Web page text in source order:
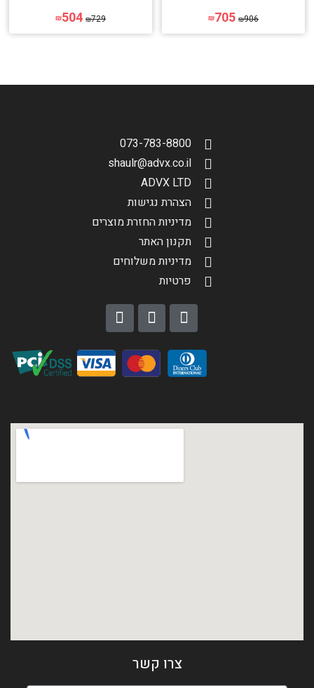
₪906
₪705
₪729
₪504
073-783-8800
shaulr@advx.co.il
ADVX LTD
הצהרת נגישות
מדיניות החזרת מוצרים
תקנון האתר
מדיניות משלוחים
פרטיות
צרו קשר